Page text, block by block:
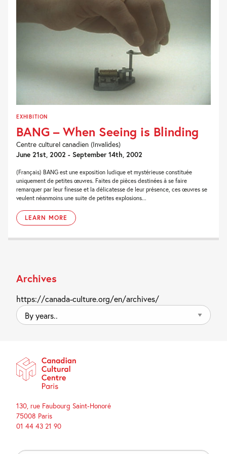
EXHIBITION
BANG – When Seeing is Blinding
Centre culturel canadien (Invalides)
June 21st, 2002 - September 14th, 2002
(Français) BANG est une exposition ludique et mystérieuse constituée
uniquement de petites œuvres. Faites de pièces destinées à se faire
remarquer par leur finesse et la délicatesse de leur présence, ces œuvres se
veulent néanmoins une suite de petites explosions...
LEARN MORE
Archives
https://canada-culture.org/en/archives/
By
years..
130, rue Faubourg Saint-Honoré
75008 Paris
01 44 43 21 90